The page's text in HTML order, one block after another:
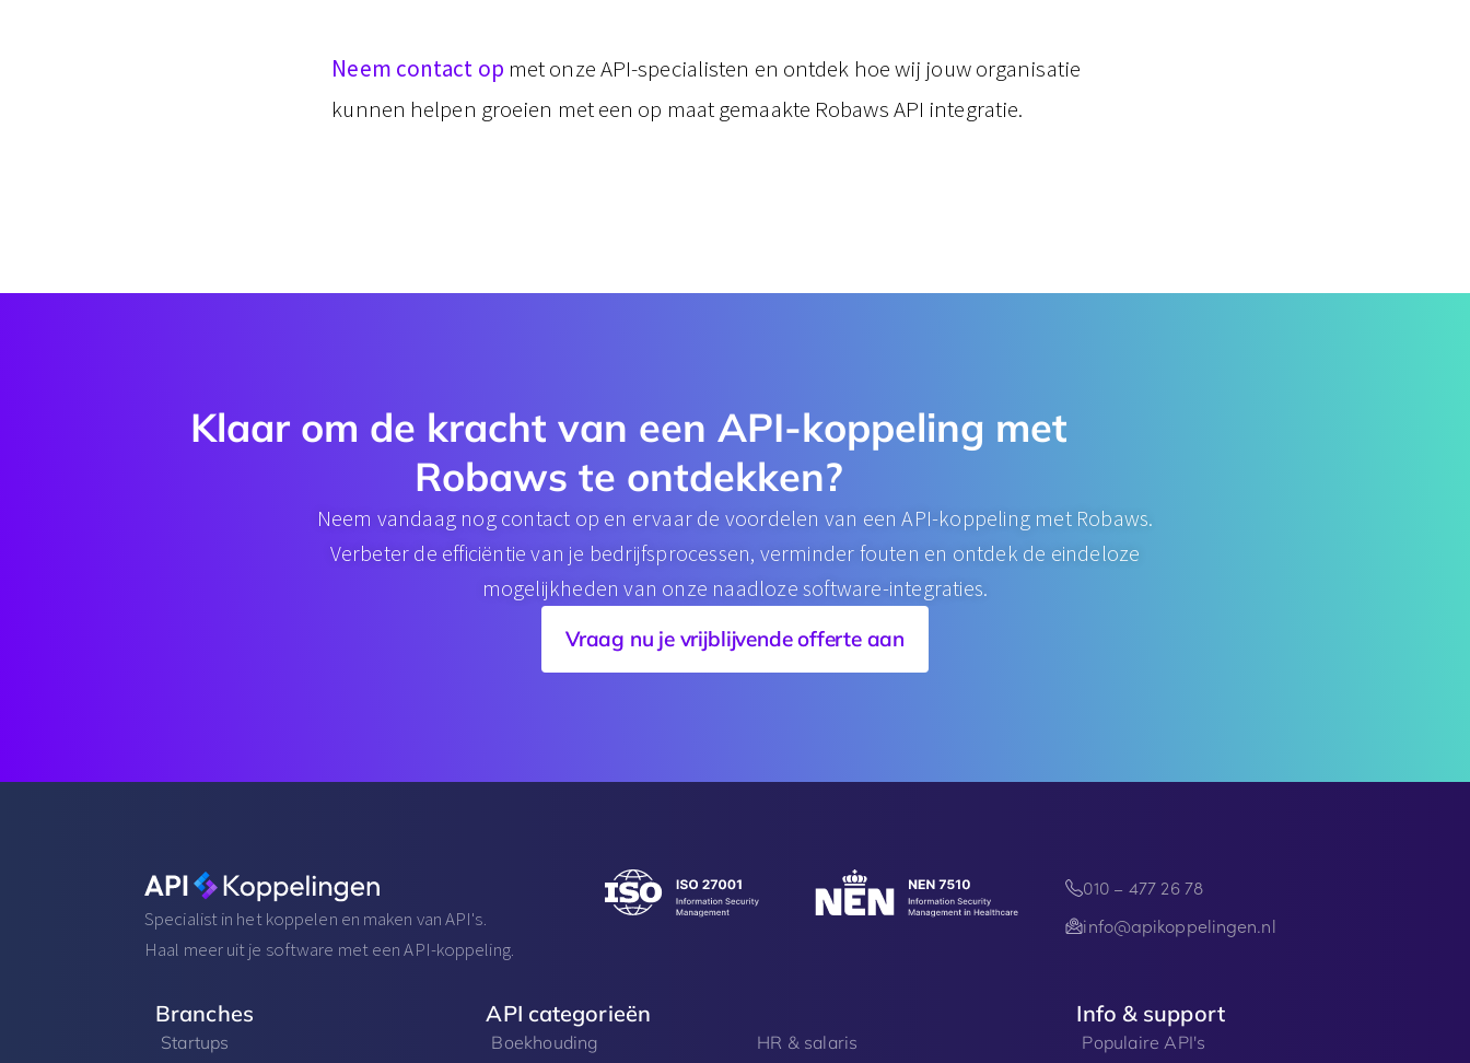
Neem contact op met onze API-specialisten en ontdek hoe wij jouw organisatie
kunnen helpen groeien met een op maat gemaakte Robaws API integratie.
Klaar om de kracht van een API-koppeling​ met
Robaws te ontdekken?
Neem vandaag nog contact op en ervaar de voordelen van een API-koppeling met Robaws.
Verbeter de efficiëntie van je bedrijfsprocessen, verminder fouten en ontdek de eindeloze
mogelijkheden van onze naadloze software-integraties.
Vraag nu je vrijblijvende offerte aan
Specialist in het koppelen en maken van API's.
Haal meer uit je software met een API-koppeling.
010 – 477 26 78
info@apikoppelingen.nl
Branches
Startups
API categorieën
Boekhouding
HR & salaris
Info & support
Populaire API's